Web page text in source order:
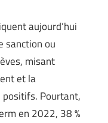
aujourd’hui
sanction ou
misant
et la
Pourtant,
en 2022, 38 %